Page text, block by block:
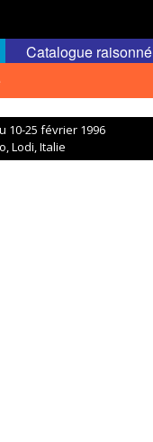
Catalogue raisonné
10-25 février 1996
Lodi, Italie